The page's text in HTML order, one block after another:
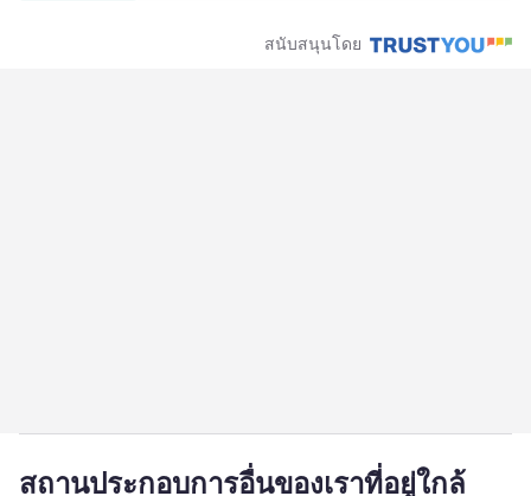
สนับสนุนโดย
สถานประกอบการอื่นของเราที่อยู่ใกล้